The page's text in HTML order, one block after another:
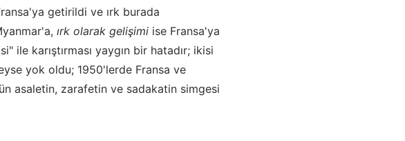
getirildi ve ırk burada
ırk olarak gelişimi ise Fransa'ya
ile karıştırması yaygın bir hatadır; ikisi
yok oldu; 1950'lerde Fransa ve
asaletin, zarafetin ve sadakatin simgesi